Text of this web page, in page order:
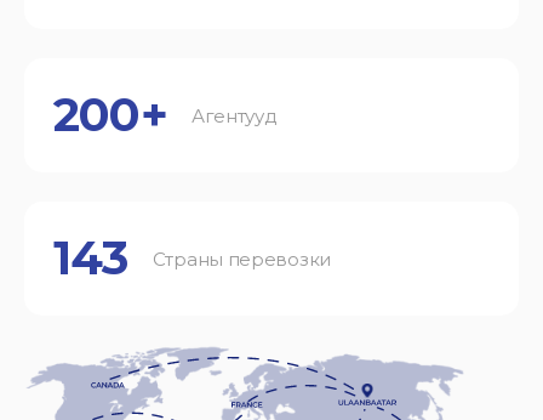
200+ Агентууд
143 Страны перевозки